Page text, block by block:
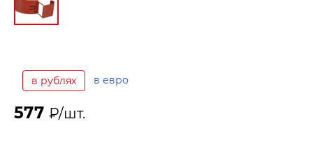
в рублях в евро
577₽/шт.